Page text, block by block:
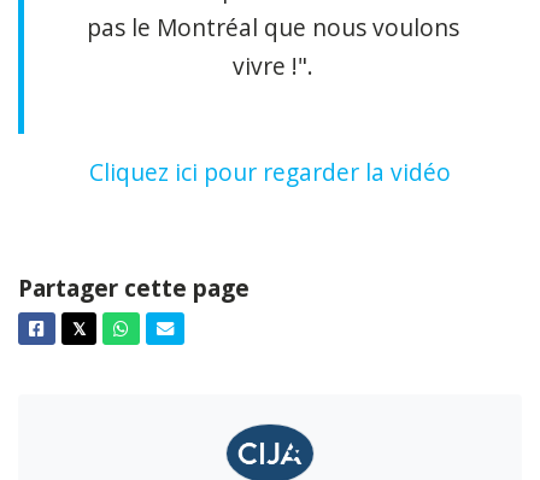
pas le Montréal que nous voulons
vivre !".
Cliquez ici pour regarder la vidéo
Partager cette page
Facebook
𝕏TwitterWhatsappCourriel